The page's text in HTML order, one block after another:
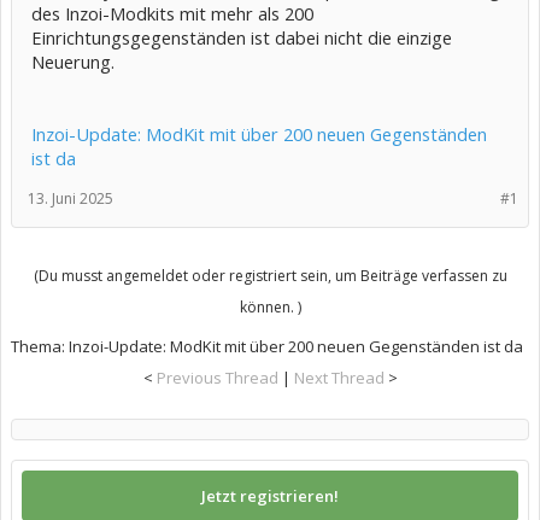
des Inzoi-Modkits mit mehr als 200
Einrichtungsgegenständen ist dabei nicht die einzige
Neuerung.
Inzoi-Update: ModKit mit über 200 neuen Gegenständen
ist da
#1
13. Juni 2025
(Du musst angemeldet oder registriert sein, um Beiträge verfassen zu
können. )
Thema: Inzoi-Update: ModKit mit über 200 neuen Gegenständen ist da
< Previous Thread | Next Thread >
Jetzt registrieren!